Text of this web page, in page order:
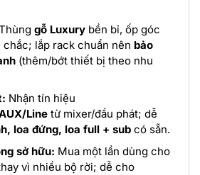
gỗ Luxurybền bỉ, ốp góc
chắc; lắp rack chuẩn nên bảo
(thêm/bớt thiết bị theo nhu
Nhận tín hiệu
Linetừ mixer/đầu phát; dễ
loa đứng, loa full + subcó sẵn.
sở hữu: Mua một lần dùng cho
vì nhiều bộ rời; dễ cho